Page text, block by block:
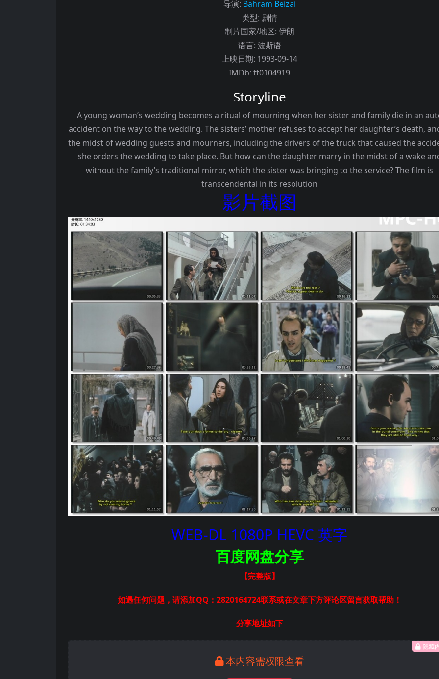
导演: Bahram Beizai
类型: 剧情
制片国家/地区: 伊朗
语言: 波斯语
上映日期: 1993-09-14
IMDb: tt0104919
Storyline
A young woman’s wedding becomes a ritual of mourning when her sister and family die in an
accident on the way to the wedding. The sisters’ mother refuses to accept her daughter’s death,
the midst of wedding guests and mourners, including the drivers of the truck that caused the
she orders the wedding to take place. But how can the daughter marry in the midst of a wake
without the family’s traditional mirror, which the sister was bringing to the service? The film is
transcendental in its resolution
影片截图
WEB-DL 1080P HEVC 英字
百度网盘分享
【完整版】
如遇任何问题，请添加QQ：2820164724联系或在文章下方评论区留言获取帮助！
分享地址如下
隐藏
本内容需权限查看